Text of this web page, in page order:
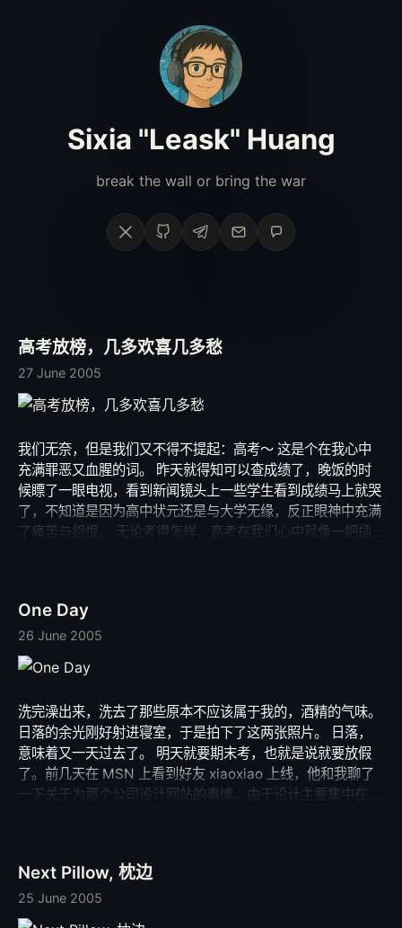
Sixia "Leask" Huang
break the wall or bring the war
X GitHubTelegram
Email Phone
高考放榜，几多欢喜几多愁
27 June 2005
我们无奈，但是我们又不得不提起：高考～ 这是个在我心中
充满罪恶又血腥的词。 昨天就得知可以查成绩了，晚饭的时
候瞟了一眼电视，看到新闻镜头上一些学生看到成绩马上就哭
了，不知道是因为高中状元还是与大学无缘，反正眼神中充满
了痛苦与怨恨。 无论考得怎样，高考在我们心中就像一把插
仅仅剩下我们无助的、无力的无病呻吟。 或许有病，只是没
有名医。 好了，分享一下我捕捉到的小玩意，不知道是“晴天
娃娃”还是“可爱的吊死鬼”。 如果你的晴天娃娃，给可怜的迷
途的羔羊们带来晴天吧； 如果你是吊死鬼，去索那些不应该
One Day
26 June 2005
洗完澡出来，洗去了那些原本不应该属于我的，酒精的气味。
日落的余光刚好射进寝室，于是拍下了这两张照片。 日落，
意味着又一天过去了。 明天就要期末考，也就是说就要放假
了。前几天在 MSN 上看到好友 xiaoxiao 上线，他和我聊了
一下关于为那个公司设计网站的事情。由于设计主要集中在美
手。 不过又要好忙了，除了这个，手头上还有好几个设计项
目，有点觉得自己是在用工作麻醉自己。呵呵，不管了，年轻
人，日子过得充实一点好。 喜欢做设计时的那种感觉，有一
Next Pillow, 枕边
25 June 2005